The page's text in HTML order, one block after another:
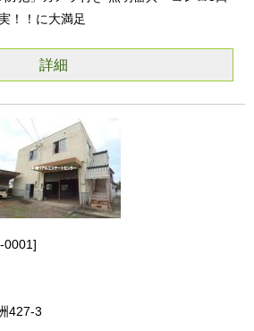
！！に大満足
詳細
0001
427-3